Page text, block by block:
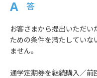
お客さまから提出いただ
ための条件を満たしていな
ません。
通学定期券を継続購入／